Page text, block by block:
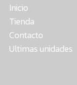
Inicio
Tienda
Contacto
Ultimas unidades